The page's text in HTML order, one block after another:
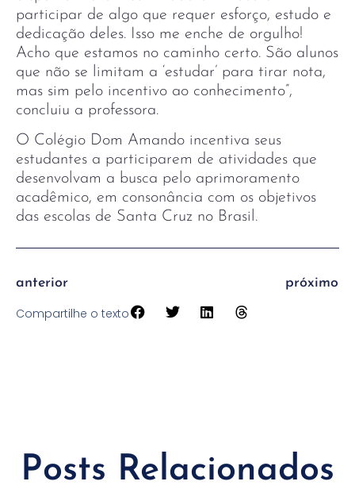
participar de algo que requer esforço, estudo e
dedicação deles. Isso me enche de orgulho!
Acho que estamos no caminho certo. São alunos
que não se limitam a ‘estudar’ para tirar nota,
mas sim pelo incentivo ao conhecimento”,
concluiu a professora.
O Colégio Dom Amando incentiva seus
estudantes a participarem de atividades que
desenvolvam a busca pelo aprimoramento
acadêmico, em consonância com os objetivos
das escolas de Santa Cruz no Brasil.
anterior próximo
Compartilhe o texto
Posts Relacionados